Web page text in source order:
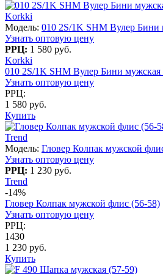
Korkki
Модель: 010 2S/1K SHM Вулер Бини
Узнать оптовую цену
РРЦ: 1 580 руб.
Korkki
010 2S/1K SHM Вулер Бини мужская
Узнать оптовую цену
РРЦ:
1 580 руб.
Купить
Trend
Модель: Гловер Колпак мужской
Узнать оптовую цену
РРЦ: 1 230 руб.
Trend
-14%
Гловер Колпак мужской флис (56-58)
Узнать оптовую цену
РРЦ:
1430
1 230 руб.
Купить